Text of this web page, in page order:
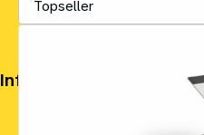
Informationen